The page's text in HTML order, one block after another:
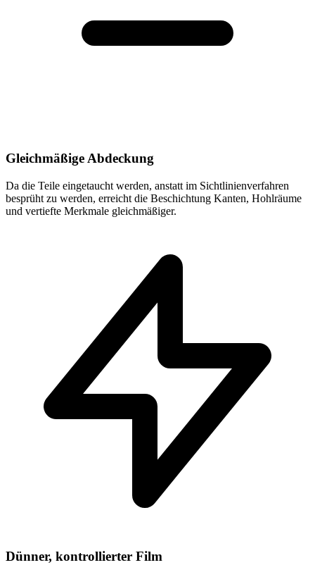
Gleichmäßige Abdeckung
Da die Teile eingetaucht werden, anstatt im Sichtlinienverfahren
besprüht zu werden, erreicht die Beschichtung Kanten, Hohlräume
und vertiefte Merkmale gleichmäßiger.
Dünner, kontrollierter Film